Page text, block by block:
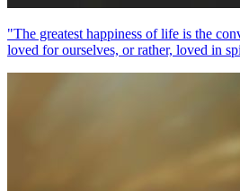
"The greatest happiness of life is the
loved for ourselves, or rather, loved in